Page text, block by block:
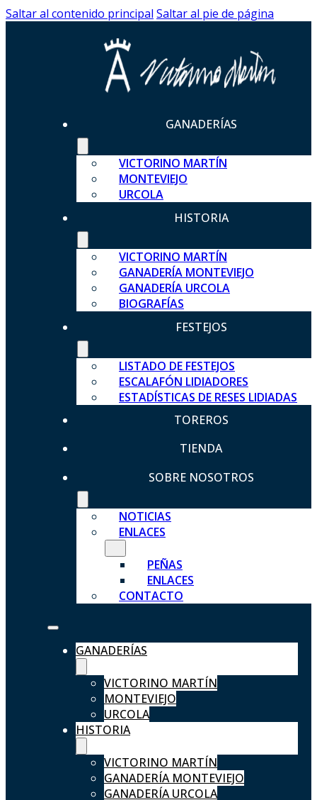
Saltar al contenido principal Saltar al pie de página
GANADERÍAS
VICTORINO MARTÍN
MONTEVIEJO
URCOLA
HISTORIA
VICTORINO MARTÍN
GANADERÍA MONTEVIEJO
GANADERÍA URCOLA
BIOGRAFÍAS
FESTEJOS
LISTADO DE FESTEJOS
ESCALAFÓN LIDIADORES
ESTADÍSTICAS DE RESES LIDIADAS
TOREROS
TIENDA
SOBRE NOSOTROS
NOTICIAS
ENLACES
PEÑAS
ENLACES
CONTACTO
GANADERÍAS
VICTORINO MARTÍN
MONTEVIEJO
URCOLA
HISTORIA
VICTORINO MARTÍN
GANADERÍA MONTEVIEJO
GANADERÍA URCOLA